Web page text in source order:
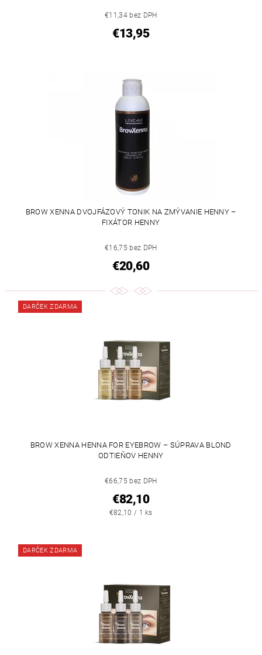
€11,34 bez DPH
€13,95
BROW XENNA DVOJFÁZOVÝ TONIK NA ZMÝVANIE HENNY –
FIXÁTOR HENNY
€16,75 bez DPH
€20,60
DARČEK ZDARMA
BROW XENNA HENNA FOR EYEBROW – SÚPRAVA BLOND
ODTIEŇOV HENNY
€66,75 bez DPH
€82,10
€82,10 / 1 ks
DARČEK ZDARMA